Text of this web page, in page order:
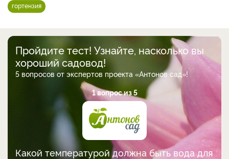
гортензия
Пройдите тест! Узнайте, насколько вы
хороший садовод!
5 вопросов от экспертов проекта «Антонов сад»!
1 вопрос из 5
Какой температурой должна быть вода для